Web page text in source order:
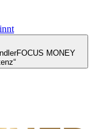
FOCUS MONEY